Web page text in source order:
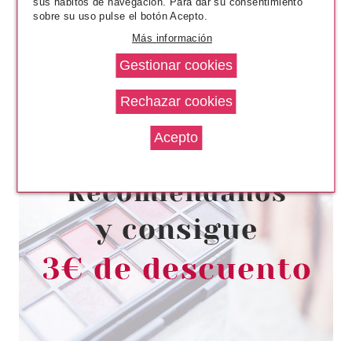
ESSENCE
BARRA DE LABIOS JELLY 01
PSYCHO PINK
sobre su uso pulse el botón Acepto.
Más información